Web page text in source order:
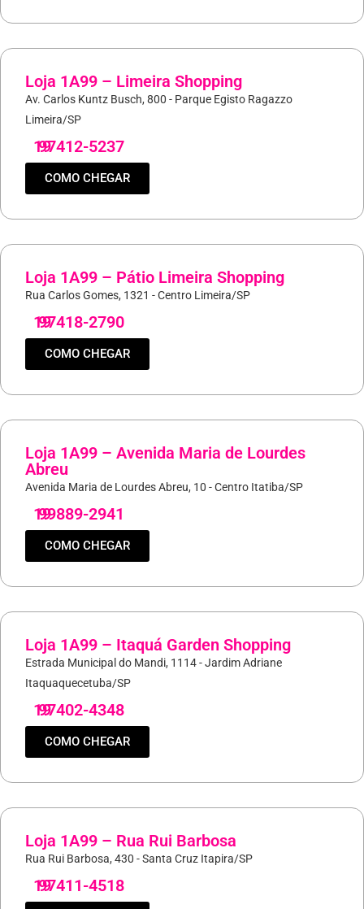
Loja 1A99 – Limeira Shopping
Av. Carlos Kuntz Busch, 800 - Parque Egisto Ragazzo
Limeira/SP
19
97412-5237
COMO CHEGAR
Loja 1A99 – Pátio Limeira Shopping
Rua Carlos Gomes, 1321 - Centro Limeira/SP
19
97418-2790
COMO CHEGAR
Loja 1A99 – Avenida Maria de Lourdes
Abreu
Avenida Maria de Lourdes Abreu, 10 - Centro Itatiba/SP
19
99889-2941
COMO CHEGAR
Loja 1A99 – Itaquá Garden Shopping
Estrada Municipal do Mandi, 1114 - Jardim Adriane
Itaquaquecetuba/SP
19
97402-4348
COMO CHEGAR
Loja 1A99 – Rua Rui Barbosa
Rua Rui Barbosa, 430 - Santa Cruz Itapira/SP
19
97411-4518